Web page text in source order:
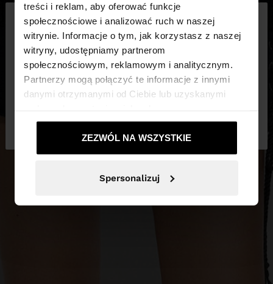
treści i reklam, aby oferować funkcje
społecznościowe i analizować ruch w naszej
witrynie. Informacje o tym, jak korzystasz z naszej
witryny, udostępniamy partnerom
społecznościowym, reklamowym i analitycznym.
Partnerzy mogą połączyć te informacje z innymi
danymi otrzymanymi od Ciebie lub uzyskanymi
ZEZWÓL NA WSZYSTKIE
Spersonalizuj
witaj
Odwiedzasz stronę z Polska. Czy chcesz
przeglądać naszą stronę United States?